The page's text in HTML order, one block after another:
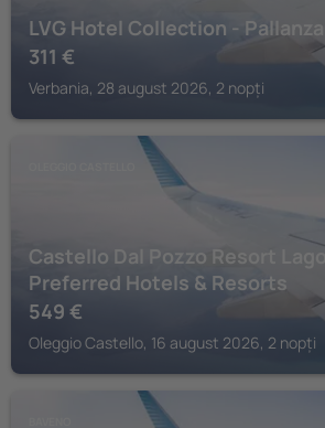
LVG Hotel Collection - Pallanza
311 €
Verbania, 28 august 2026, 2 nopți
Castello Dal Pozzo Resort
Preferred Hotels & Resorts
549 €
Oleggio Castello, 16 august 2026, 2 nopți